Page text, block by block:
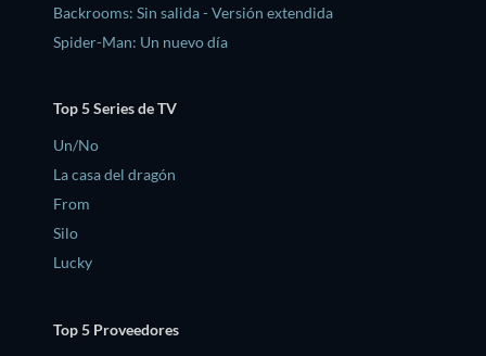
Backrooms: Sin salida - Versión extendida
Spider-Man: Un nuevo día
Top 5 Series de TV
Un/No
La casa del dragón
From
Silo
Lucky
Top 5 Proveedores